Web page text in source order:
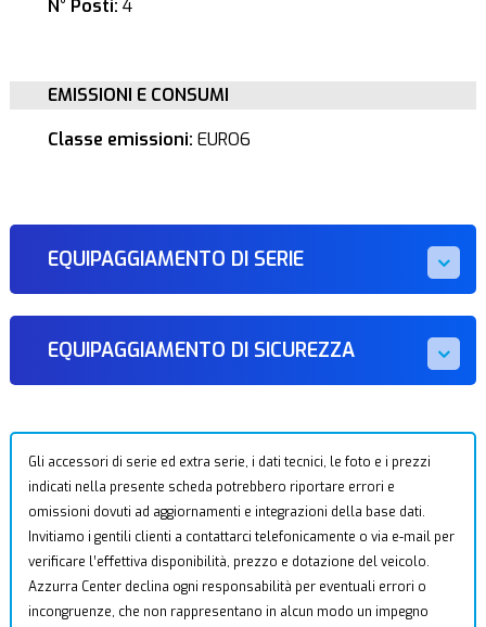
N° Posti: 4
EMISSIONI E CONSUMI
Classe emissioni: EURO6
EQUIPAGGIAMENTO DI SERIE
EQUIPAGGIAMENTO DI SICUREZZA
Gli accessori di serie ed extra serie, i dati tecnici, le foto e i prezzi
indicati nella presente scheda potrebbero riportare errori e
omissioni dovuti ad aggiornamenti e integrazioni della base dati.
Invitiamo i gentili clienti a contattarci telefonicamente o via e-mail per
verificare l’effettiva disponibilità, prezzo e dotazione del veicolo.
Azzurra Center declina ogni responsabilità per eventuali errori o
incongruenze, che non rappresentano in alcun modo un impegno